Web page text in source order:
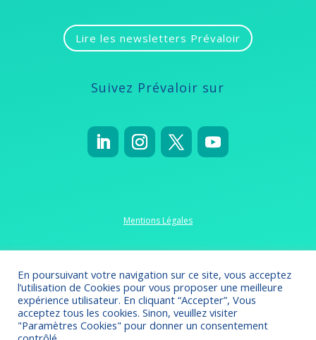
Lire les newsletters Prévaloir
Suivez Prévaloir sur
Mentions Légales
Politique de confidentialité
Crédits 2022-2023// CréationOmsolution
En poursuivant votre navigation sur ce site, vous acceptez
l’utilisation de Cookies pour vous proposer une meilleure
expérience utilisateur. En cliquant “Accepter”, Vous
acceptez tous les cookies. Sinon, veuillez visiter
"Paramètres Cookies" pour donner un consentement